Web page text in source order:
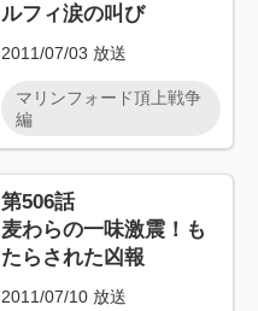
ルフィ涙の叫び
2011/07/03 放送
マリンフォード頂上戦争
編
第506話
麦わらの一味激震！も
たらされた凶報
2011/07/10 放送